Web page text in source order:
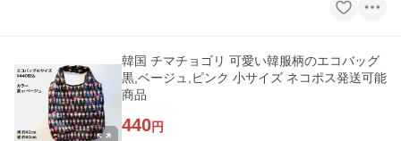
韓国 チマチョゴリ 可愛い韓服柄のエコバッグ
黒,ベージュ,ピンク 小サイズ ネコポス発送可能
商品
440円